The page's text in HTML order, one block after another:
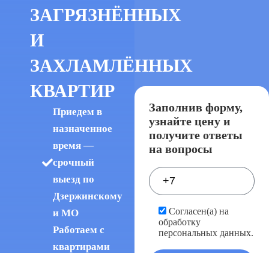
ЗАГРЯЗНЁННЫХ
И
ЗАХЛАМЛЁННЫХ
КВАРТИР
Приедем в
назначенное
время —
срочный
выезд по
Дзержинскому
и МО
Работаем с
квартирами
Заполнив форму,
узнайте цену и
получите ответы
на вопросы
Согласен(а) на
обработку
персональных данных.